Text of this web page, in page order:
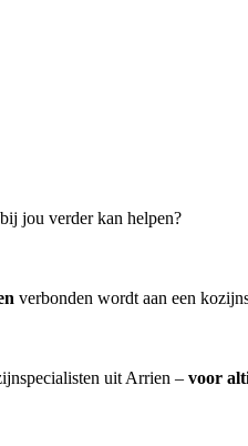
jou verder kan helpen?
verbonden wordt aan een
uit Arrien – voor